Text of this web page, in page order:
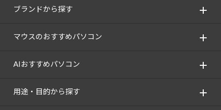
ブランドから探す
マウスのおすすめパソコン
AIおすすめパソコン
用途・目的から探す